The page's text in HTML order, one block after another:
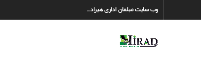
وب سایت مبلمان اداری هیراد…